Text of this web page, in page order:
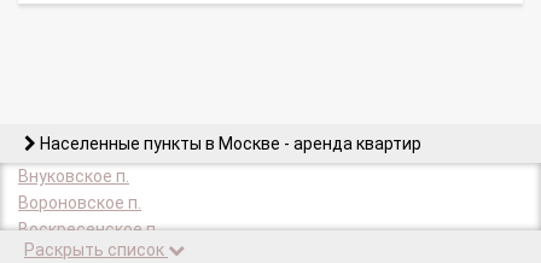
Населенные пункты в Москве - аренда квартир
Внуковское п.
Вороновское п.
Воскресенское п.
Десеновское п.
Раскрыть список